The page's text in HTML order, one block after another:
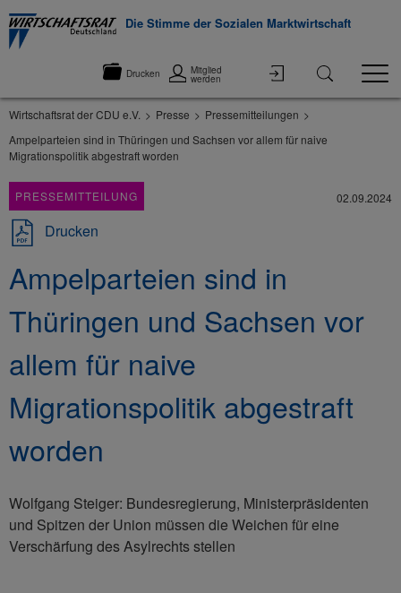
Die Stimme der Sozialen Marktwirtschaft
Drucken Mitglied
werden
Wirtschaftsrat der CDU e.V. Presse
Pressemitteilungen
Ampelparteien sind in Thüringen und Sachsen vor allem für naive
Migrationspolitik abgestraft worden
PRESSEMITTEILUNG 02.09.2024
Drucken
Ampelparteien sind in
Thüringen und Sachsen vor
allem für naive
Migrationspolitik abgestraft
worden
Wolfgang Steiger: Bundesregierung, Ministerpräsidenten
und Spitzen der Union müssen die Weichen für eine
Verschärfung des Asylrechts stellen